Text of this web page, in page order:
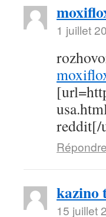
1 juillet
reddit[/
Répondre
kazino
15 juillet